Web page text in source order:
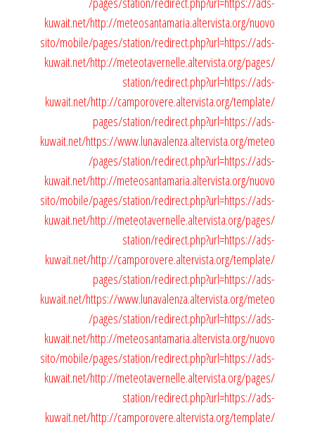
kuwait.net/http://meteosantamaria.altervista.org/nuovo
sito/mobile/pages/station/redirect.php?url=https://ads-
kuwait.net/http://meteotavernelle.altervista.org/pages/
station/redirect.php?url=https://ads-
kuwait.net/http://camporovere.altervista.org/template/
pages/station/redirect.php?url=https://ads-
kuwait.net/https://www.lunavalenza.altervista.org/meteo
/pages/station/redirect.php?url=https://ads-
kuwait.net/http://meteosantamaria.altervista.org/nuovo
sito/mobile/pages/station/redirect.php?url=https://ads-
kuwait.net/http://meteotavernelle.altervista.org/pages/
station/redirect.php?url=https://ads-
kuwait.net/http://camporovere.altervista.org/template/
pages/station/redirect.php?url=https://ads-
kuwait.net/https://www.lunavalenza.altervista.org/meteo
/pages/station/redirect.php?url=https://ads-
kuwait.net/http://meteosantamaria.altervista.org/nuovo
sito/mobile/pages/station/redirect.php?url=https://ads-
kuwait.net/http://meteotavernelle.altervista.org/pages/
station/redirect.php?url=https://ads-
kuwait.net/http://camporovere.altervista.org/template/